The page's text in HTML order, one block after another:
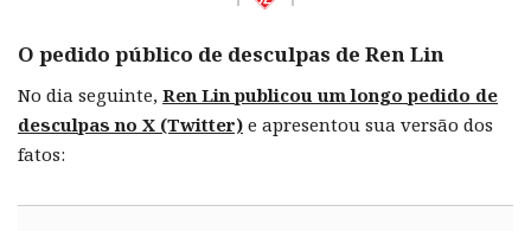
O pedido público de desculpas de Ren Lin
No dia seguinte, Ren Lin publicou um longo pedido de
desculpas no X (Twitter) e apresentou sua versão dos
fatos: